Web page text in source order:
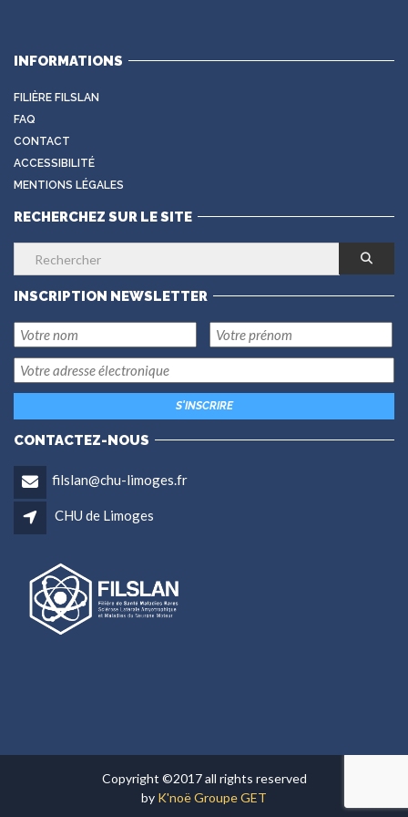
INFORMATIONS
FILIÈRE FILSLAN
FAQ
CONTACT
ACCESSIBILITÉ
MENTIONS LÉGALES
RECHERCHEZ SUR LE SITE
INSCRIPTION NEWSLETTER
CONTACTEZ-NOUS
filslan@chu-limoges.fr
CHU de Limoges
Copyright ©2017 all rights reserved
by K'noë Groupe GET